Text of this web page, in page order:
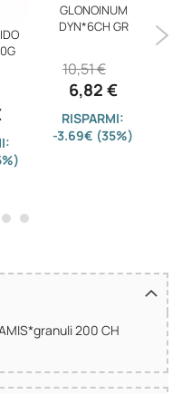
GLONOINUM
DYN*6CH GR
6,82 €
10,51 €
RISPARMI:
-3.69€ (35%)
200 CH